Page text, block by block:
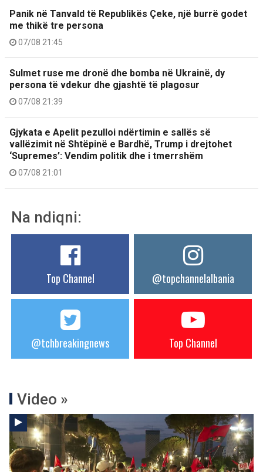
Panik në Tanvald të Republikës Çeke, një burrë godet
me thikë tre persona
07/08 21:45
Sulmet ruse me dronë dhe bomba në Ukrainë, dy
persona të vdekur dhe gjashtë të plagosur
07/08 21:39
Gjykata e Apelit pezulloi ndërtimin e sallës së
vallëzimit në Shtëpinë e Bardhë, Trump i drejtohet
‘Supremes’: Vendim politik dhe i tmerrshëm
07/08 21:01
Na ndiqni:
Top Channel @topchannelalbania
@tchbreakingnews Top Channel
Video »